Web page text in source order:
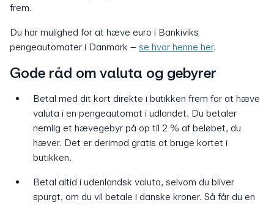
frem.
Du har mulighed for at hæve euro i Bankiviks
pengeautomater i Danmark – se hvor henne her.
Gode råd om valuta og gebyrer
Betal med dit kort direkte i butikken frem for at hæve
valuta i en pengeautomat i udlandet. Du betaler
nemlig et hævegebyr på op til 2 % af beløbet, du
hæver. Det er derimod gratis at bruge kortet i
butikken.
Betal altid i udenlandsk valuta, selvom du bliver
spurgt, om du vil betale i danske kroner. Så får du en